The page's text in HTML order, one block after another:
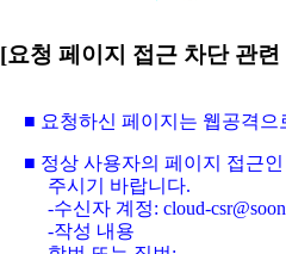
[요청 페이지 접근 차단 관
■ 요청하신 페이지는 웹공격
■ 정상 사용자의 페이지 접근
주시기 바랍니다.
-수신자 계정: cloud-
-작성 내용